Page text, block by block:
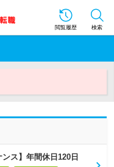
閲覧履歴 検索
ス】年間休日120日